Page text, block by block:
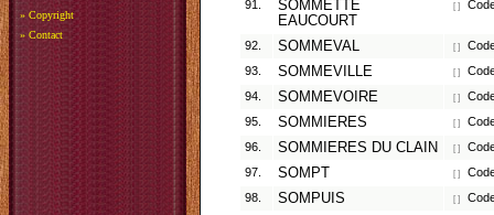
» Copyright
» Contact
91.
SOMMETTE
EAUCOURT
[ ]
92. SOMMEVAL [ ]
93.
SOMMEVILLE [ ]
94.
SOMMEVOIRE [ ]
95.
SOMMIERES [ ]
96.
SOMMIERES DU CLAIN [ ]
97.
SOMPT [ ]
98.
SOMPUIS [ ]